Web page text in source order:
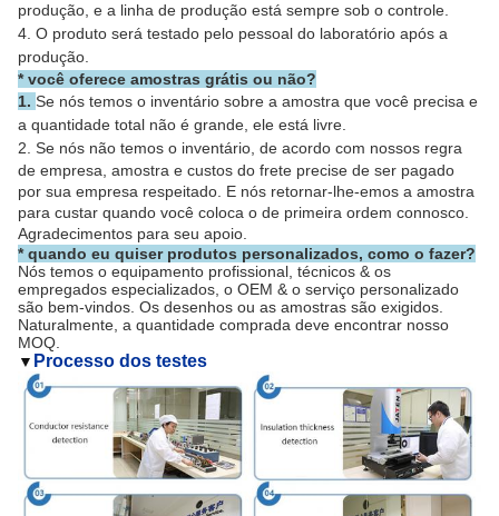
produção, e a linha de produção está sempre sob o controle.
4. O produto será testado pelo pessoal do laboratório após a
produção.
* você oferece amostras grátis ou não?
1. Se nós temos o inventário sobre a amostra que você precisa e
a quantidade total não é grande, ele está livre.
2. Se nós não temos o inventário, de acordo com nossos regra
de empresa, amostra e custos do frete precise de ser pagado
por sua empresa respeitado. E nós retornar-lhe-emos a amostra
para custar quando você coloca o de primeira ordem connosco.
Agradecimentos para seu apoio.
* quando eu quiser produtos personalizados, como o fazer?
Nós temos o equipamento profissional, técnicos & os
empregados especializados, o OEM & o serviço personalizado
são bem-vindos. Os desenhos ou as amostras são exigidos.
Naturalmente, a quantidade comprada deve encontrar nosso
MOQ.
▼ Processo dos testes